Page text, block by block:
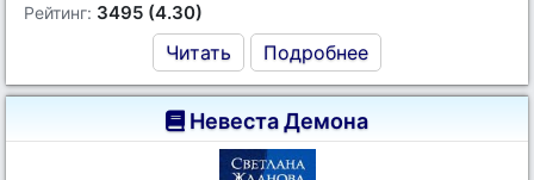
Рейтинг: 3495 (4.30)
Читать Подробнее
Невеста Демона